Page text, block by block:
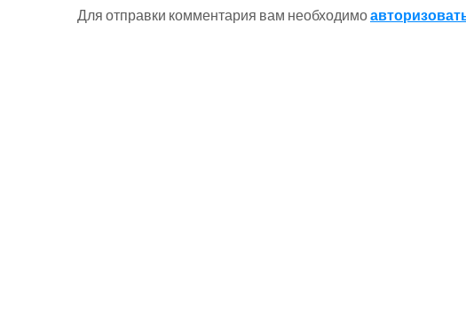
Для отправки комментария вам необходимо